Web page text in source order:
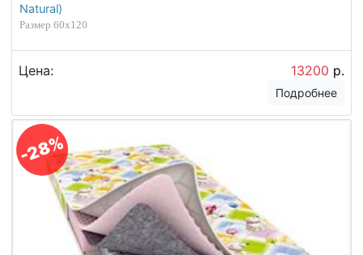
Natural)
Размер 60х120
Цена: 13200 р.
Подробнее
-28%